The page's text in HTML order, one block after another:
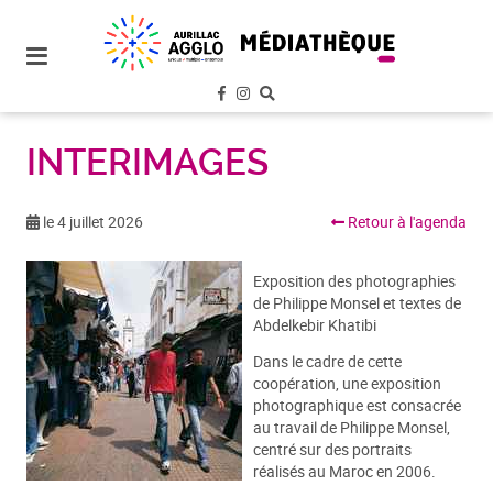
site
INTERIMAGES
le 4 juillet 2026 Retour à l'agenda
Exposition des photographies
de Philippe Monsel et textes de
Abdelkebir Khatibi
Dans le cadre de cette
coopération, une exposition
photographique est consacrée
au travail de Philippe Monsel,
centré sur des portraits
réalisés au Maroc en 2006.